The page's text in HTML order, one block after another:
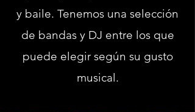
y baile. Tenemos una selección
de bandas y DJ entre los que
puede elegir según su gusto
musical.